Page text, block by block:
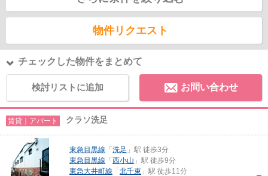
物件リクエスト
チェックした物件をまとめて
検討リストに追加 お問い合わせ
賃貸｜アパート クラソ洗足
東急目黒線 「 洗足 」駅 徒歩3分
東急目黒線 「 西小山 」駅 徒歩9分
東急大井町線 「 北千束 」駅 徒歩11分